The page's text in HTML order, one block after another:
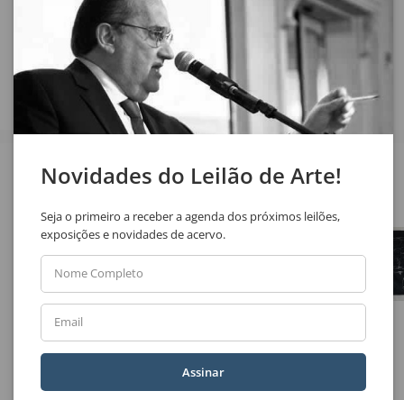
Compartilhar
Veja também
H. Motta
Uberto Zamith
Novidades do Leilão de Arte!
Seja o primeiro a receber a agenda dos próximos leilões,
exposições e novidades de acervo.
Nome Completo
Email
Assinar